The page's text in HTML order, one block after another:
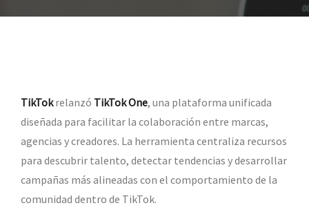
TikTokrelanzó TikTok One, una plataforma unificada
diseñada para facilitar la colaboración entre marcas,
agencias y creadores. La herramienta centraliza recursos
para descubrir talento, detectar tendencias y desarrollar
campañas más alineadas con el comportamiento de la
comunidad dentro de TikTok.